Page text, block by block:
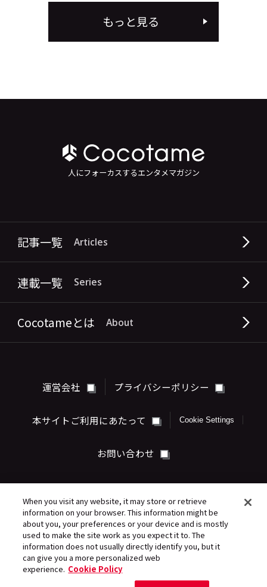
もっと見る
人にフォーカスするエンタメマガジン
記事一覧 Articles
連載一覧 Series
Cocotameとは About
運営会社 プライバシーポリシー
本サイトご利用にあたって Cookie Settings
お問い合わせ
©Sony Music Entertainment (Japan) Inc.
When you visit any website, it may store or retrieve
information on your browser. This information might be
about you, your preferences or your device and is mostly
used to make the site work as you expect it to. The
information does not usually directly identify you, but it
can give you a more personalized web
experience. Cookie Policy